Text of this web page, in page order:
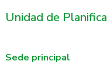
Unidad de
Sede principal